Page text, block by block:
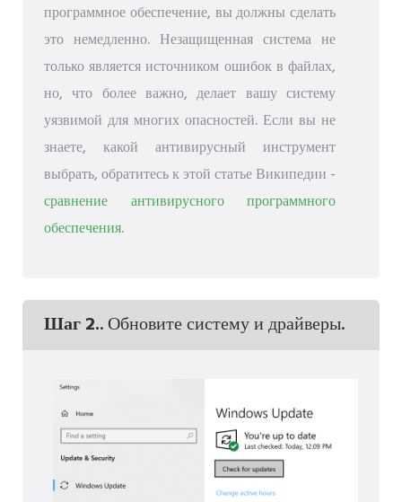
программное обеспечение, вы должны сделать
это немедленно. Незащищенная система не
только является источником ошибок в файлах,
но, что более важно, делает вашу систему
уязвимой для многих опасностей. Если вы не
знаете, какой антивирусный инструмент
выбрать, обратитесь к этой статье Википедии -
сравнение антивирусного программного
обеспечения.
Шаг 2.. Обновите систему и драйверы.